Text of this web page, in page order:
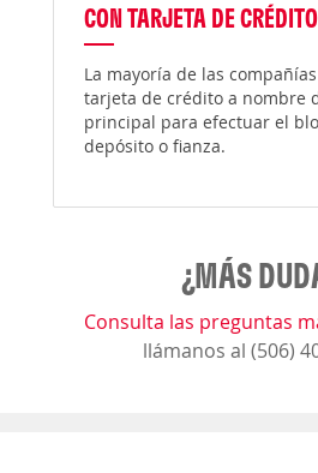
CON TARJETA DE CRÉDITO
La mayoría de las
tarjeta de crédito a nombre
principal para efectuar el
depósito o fianza.
¿MÁS
Consulta las preguntas
llámanos al (506)